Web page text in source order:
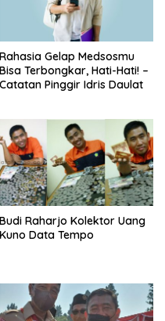
Rahasia Gelap Medsosmu
Bisa Terbongkar, Hati-Hati! –
Catatan Pinggir Idris Daulat
Budi Raharjo Kolektor Uang
Kuno Data Tempo